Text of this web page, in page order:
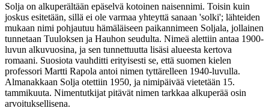
Solja on alkuperältään epäselvä kotoinen naisennimi. Toisin kuin
joskus esitetään, sillä ei ole varmaa yhteyttä sanaan 'solki'; lähteiden
mukaan nimi pohjautuu hämäläiseen paikannimeen Soljala, jollainen
tunnetaan Tuuloksen ja Hauhon seudulta. Nimeä alettiin antaa 1900-
luvun alkuvuosina, ja sen tunnettuutta lisäsi alueesta kertova
romaani. Suosiota vauhditti erityisesti se, että suomen kielen
professori Martti Rapola antoi nimen tyttärelleen 1940-luvulla.
Almanakkaan Solja otettiin 1950, ja nimipäivää vietetään 15.
tammikuuta. Nimentutkijat pitävät nimen tarkkaa alkuperää osin
arvoituksellisena.